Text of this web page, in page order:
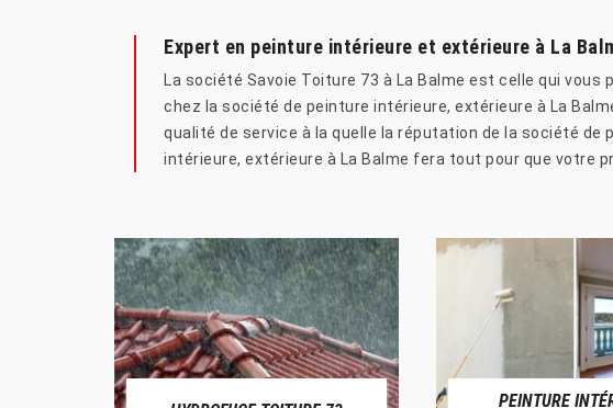
Expert en peinture intérieure et extérieure à La
La société Savoie Toiture 73 à La Balme est celle qui
chez la société de peinture intérieure, extérieure à La
qualité de service à la quelle la réputation de la société
intérieure, extérieure à La Balme fera tout pour que votre
PEINTURE